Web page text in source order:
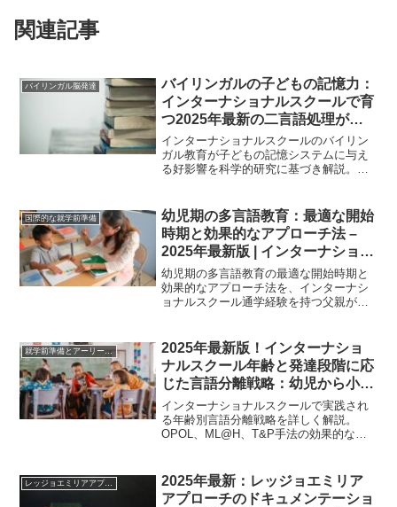
関連記事
バイリンガル脳発達
バイリンガルの子どもの記憶力：
インターナショナルスクールで育
つ2025年最新の二言語処理が記
憶システムに与える好影響
インターナショナルスクールのバイリン
ガル教育が子どもの記憶システムに与え
る好影響を科学的研究に基づき解説。ワ
国際的な就学前準備
幼児期の多言語教育：最適な開始
時期と効果的なアプローチ法 –
2025年最新版 | インターナショナ
ルスクール進学ガイド
幼児期の多言語教育の最適な開始時期と
効果的なアプローチ法を、インターナシ
ョナルスクール通学経験を持つ父親が海
達について学べます。
就学前準備とアーリーイヤーズ教育
2025年最新版！インターナショ
ナルスクール年齢と発達段階に応
じた言語分離戦略：幼児から小学
生までの効果的アプローチ
インターナショナルスクールで実践され
る年齢別言語分離戦略を詳しく解説。
OPOL、ML@H、T&P手法の効果的な使
レッジョエミリアアプローチ
2025年最新：レッジョエミリア
アプローチのドキュメンテーショ